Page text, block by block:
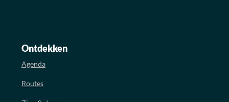
Ontdekken
Agenda
Routes